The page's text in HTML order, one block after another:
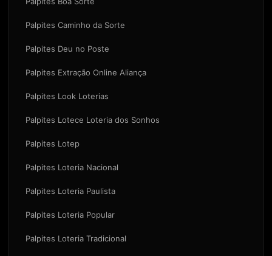
Palpites Caminho da Sorte
Palpites Deu no Poste
Palpites Extração Online Aliança
Palpites Look Loterias
Palpites Lotece Loteria dos Sonhos
Palpites Lotep
Palpites Loteria Nacional
Palpites Loteria Paulista
Palpites Loteria Popular
Palpites Loteria Tradicional